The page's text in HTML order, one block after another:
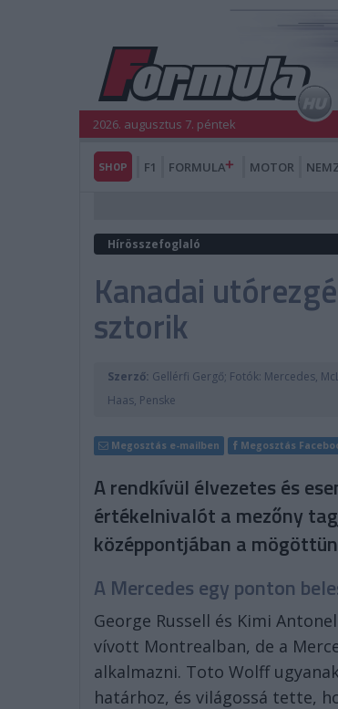
2026. augusztus 7. péntek
SHOP F1 FORMULA MOTOR
Hírösszefoglaló
Kanadai
sztorik
Szerző: Gellérfi Gergő; Fotók: Mercedes,
Haas, Penske
Megosztás e-mailben Megosztás
A rendkívül élvezetes és
értékelnivalót a mezőny
középpontjában a
A Mercedes egy ponton
George Russell és Kimi
vívott Montrealban, de a
alkalmazni. Toto Wolff
határhoz, és világossá tette,